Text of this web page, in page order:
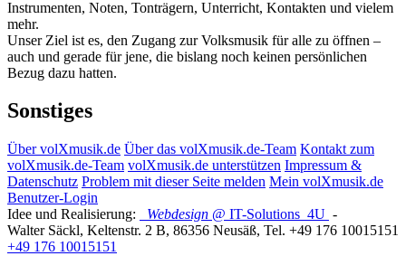
Instrumenten, Noten, Tonträgern, Unterricht, Kontakten und vielem
mehr.
Unser Ziel ist es, den Zugang zur Volksmusik für alle zu öffnen –
auch und gerade für jene, die bislang noch keinen persönlichen
Bezug dazu hatten.
Sonstiges
Über volXmusik.de Über das volXmusik.de-Team Kontakt zum
volXmusik.de-Team volXmusik.de unterstützen Impressum &
Datenschutz Problem mit dieser Seite melden Mein volXmusik.de
Benutzer-Login
Idee und Realisierung:
Webdesign @ IT-Solutions 4U -
Walter Säckl, Keltenstr. 2 B, 86356 Neusäß, Tel. +49 176 10015151
+49 176 10015151